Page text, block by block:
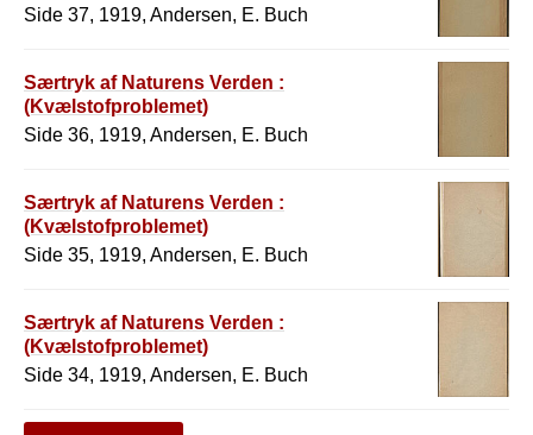
Side 37, 1919, Andersen, E. Buch
Særtryk af Naturens Verden :
(Kvælstofproblemet)
Side 36, 1919, Andersen, E. Buch
Særtryk af Naturens Verden :
(Kvælstofproblemet)
Side 35, 1919, Andersen, E. Buch
Særtryk af Naturens Verden :
(Kvælstofproblemet)
Side 34, 1919, Andersen, E. Buch